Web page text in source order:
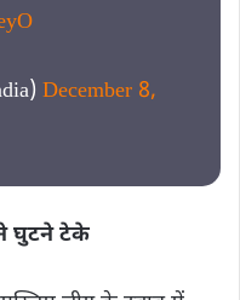
December 8,
घुटने टेके